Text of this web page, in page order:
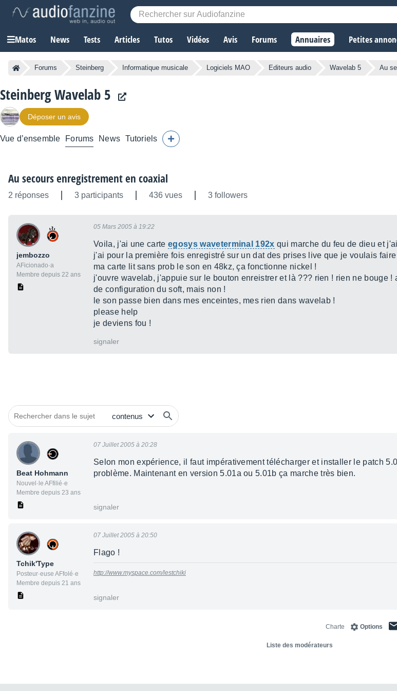
Matos News Tests Articles Tutos Vidéos Avis Forums Annuaires Petites
Forums Steinberg Informatique musicale Logiciels MAO Editeurs audio Wavelab 5 Au
Steinberg Wavelab 5
Déposer un avis
Vue d’ensemble Forums News Tutoriels
Au secours enregistrement en coaxial
2 réponses 3 participants 436 vues 3 followers
jembozzo
AFicionado·a
Membre depuis 22 ans
05 Mars 2005 à 19:22
Voila, j'ai une carteegosys waveterminal 192x qui marche du feu de dieu et
j'ai pour la première fois enregistré sur un dat des prises live que je voulais
ma carte lit sans prob le son en 48kz, ça fonctionne nickel !
j'ouvre wavelab, j'appuie sur le bouton enreistrer et là ??? rien ! rien ne bouge
de configuration du soft, mais non !
le son passe bien dans mes enceintes, mes rien dans wavelab !
please help
je deviens fou !
signaler
Beat Hohmann
Nouvel·le AFfilié·e
Membre depuis 23 ans
07 Juillet 2005 à 20:28
Selon mon expérience, il faut impérativement télécharger et installer le patch
problème. Maintenant en version 5.01a ou 5.01b ça marche très bien.
signaler
Tchik'Type
Posteur·euse AFfolé·e
Membre depuis 21 ans
07 Juillet 2005 à 20:50
Flago !
http://www.myspace.com/lestchiki
signaler
Options
Charte
Liste des modérateurs